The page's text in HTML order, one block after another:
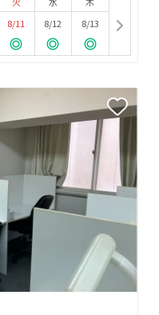
8/11
8/12
8/13